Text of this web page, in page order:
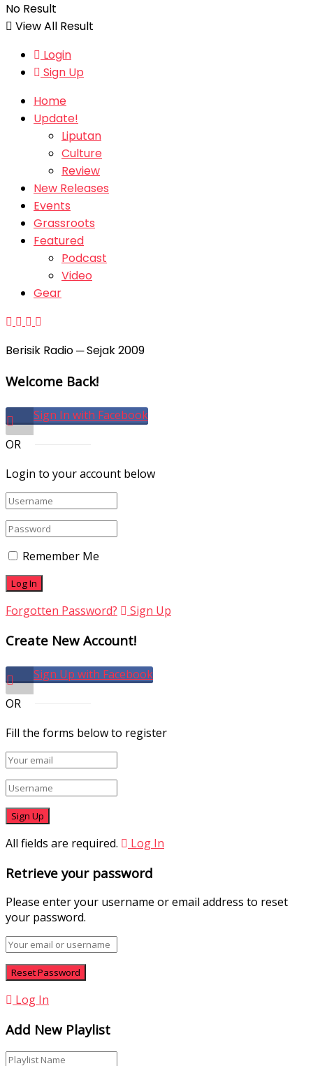
No Result
View All Result
Login
Sign Up
Home
Update!
Liputan
Culture
Review
New Releases
Events
Grassroots
Featured
Podcast
Video
Gear
Berisik Radio ─ Sejak 2009
Welcome Back!
Sign In with Facebook
OR
Login to your account below
Remember Me
Forgotten Password? Sign Up
Create New Account!
Sign Up with Facebook
OR
Fill the forms below to register
All fields are required. Log In
Retrieve your password
Please enter your username or email address to reset
your password.
Log In
Add New Playlist